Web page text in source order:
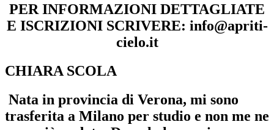
PER INFORMAZIONI DETTAGLIATE
E ISCRIZIONI SCRIVERE: info@apriti-
cielo.it
CHIARA SCOLA
Nata in provincia di Verona, mi sono
trasferita a Milano per studio e non me ne